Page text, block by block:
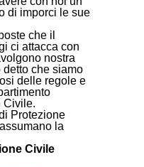
di imporci le sue
che il
ci attacca con
nostra
che siamo
delle regole e
Civile.
Protezione
la
Civile